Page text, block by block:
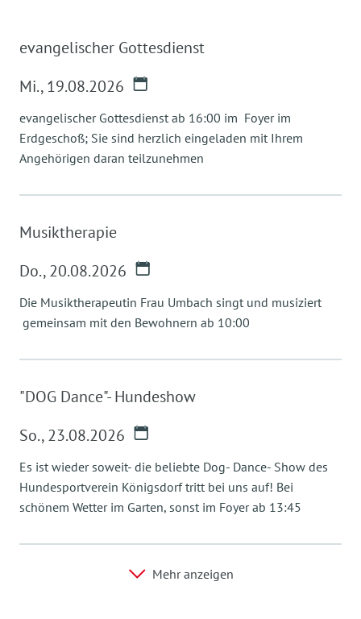
evangelischer Gottesdienst
Mi.,19.08.2026
evangelischer Gottesdienst ab 16:00 im Foyer im
Erdgeschoß; Sie sind herzlich eingeladen mit Ihrem
Angehörigen daran teilzunehmen
Musiktherapie
Do.,20.08.2026
Die Musiktherapeutin Frau Umbach singt und musiziert
gemeinsam mit den Bewohnern ab 10:00
"DOG Dance"- Hundeshow
So.,23.08.2026
Es ist wieder soweit- die beliebte Dog- Dance- Show des
Hundesportverein Königsdorf tritt bei uns auf! Bei
schönem Wetter im Garten, sonst im Foyer ab 13:45
Mehr anzeigen